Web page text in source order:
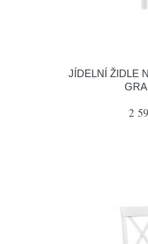
JÍDELNÍ ŽIDLE
2